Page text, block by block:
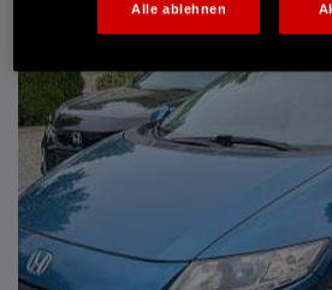
Alle ablehnen